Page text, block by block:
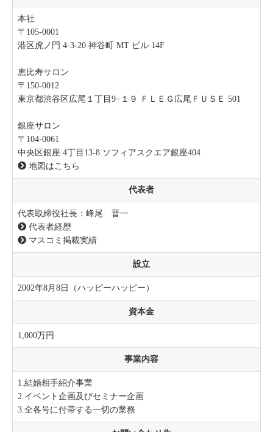
本社
〒105-0001
港区虎ノ門 4-3-20 神谷町 MT ビル 14F
恵比寿サロン
〒150-0012
東京都渋谷区広尾１丁目9−１９ ＦＬＥＧ広尾ＦＵＳＥ 501
銀座サロン
〒104-0061
中央区銀座 4丁目13-8 ソフィアスクエア銀座404
地図はこちら
代表者
代表取締役社長：峰尾 晋一
代表者経歴
マスコミ掲載実績
設立
2002年8月8日（ハッピーハッピー）
資本金
1,000万円
事業内容
1.結婚相手紹介事業
2.イベント企画及びセミナー企画
3.全各号に付帯する一切の業務